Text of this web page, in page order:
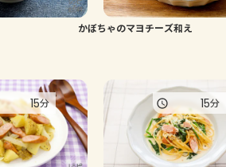
かぼちゃのマヨチーズ和え
15分 15分